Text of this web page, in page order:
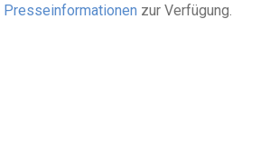
zur Verfügung.